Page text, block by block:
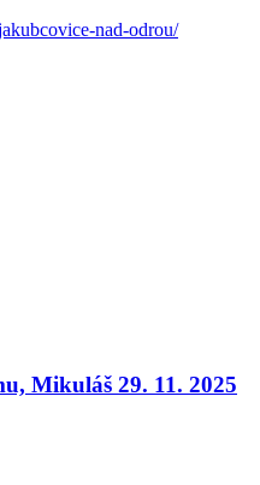
nad-odrou/
Mikuláš 29. 11. 2025